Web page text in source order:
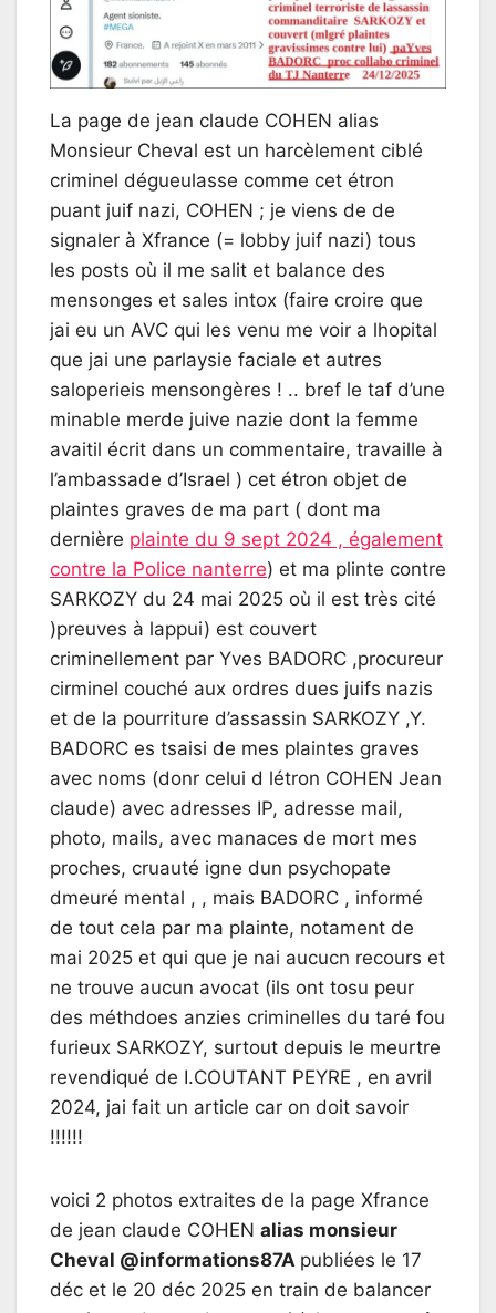
La page de jean claude COHEN alias
Monsieur Cheval est un harcèlement ciblé
criminel dégueulasse comme cet étron
puant juif nazi, COHEN ; je viens de de
signaler à Xfrance (= lobby juif nazi) tous
les posts où il me salit et balance des
mensonges et sales intox (faire croire que
jai eu un AVC qui les venu me voir a lhopital
que jai une parlaysie faciale et autres
saloperieis mensongères ! .. bref le taf d’une
minable merde juive nazie dont la femme
avaitil écrit dans un commentaire, travaille à
l’ambassade d’Israel ) cet étron objet de
plaintes graves de ma part ( dont ma
dernière plainte du 9 sept 2024 , également
contre la Police nanterre) et ma plinte contre
SARKOZY du 24 mai 2025 où il est très cité
)preuves à lappui) est couvert
criminellement par Yves BADORC ,procureur
cirminel couché aux ordres dues juifs nazis
et de la pourriture d’assassin SARKOZY ,Y.
BADORC es tsaisi de mes plaintes graves
avec noms (donr celui d létron COHEN Jean
claude) avec adresses IP, adresse mail,
photo, mails, avec manaces de mort mes
proches, cruauté igne dun psychopate
dmeuré mental , , mais BADORC , informé
de tout cela par ma plainte, notament de
mai 2025 et qui que je nai aucucn recours et
ne trouve aucun avocat (ils ont tosu peur
des méthdoes anzies criminelles du taré fou
furieux SARKOZY, surtout depuis le meurtre
revendiqué de I.COUTANT PEYRE , en avril
2024, jai fait un article car on doit savoir
!!!!!!
voici 2 photos extraites de la page Xfrance
de jean claude COHEN alias monsieur
Cheval @informations87A publiées le 17
déc et le 20 déc 2025 en train de balancer